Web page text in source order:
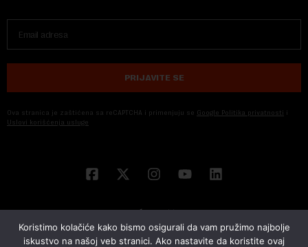
PRIJAVITE SE
Ova stranica je zaštićena sa reCAPTCHA i primenjuju se Google Politika privatnosti i
Uslovi korišćenja usluge
Koristimo kolačiće kako bismo osigurali da vam pružimo najbolje
iskustvo na našoj veb stranici. Ako nastavite da koristite ovaj